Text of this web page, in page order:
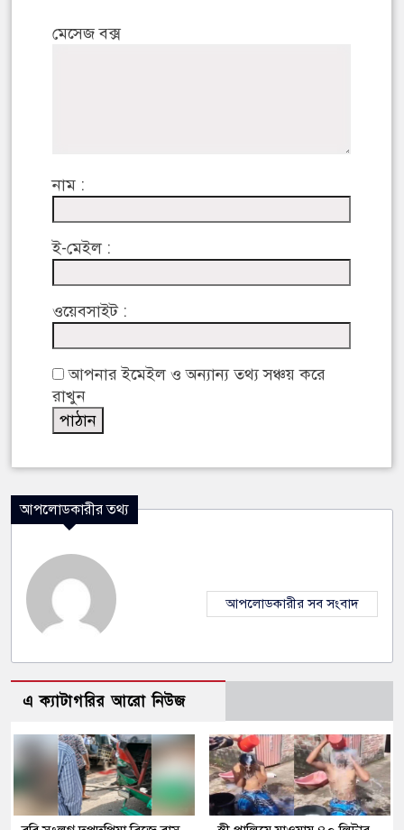
মেসেজ বক্স
নাম :
ই-মেইল :
ওয়েবসাইট :
আপনার ইমেইল ও অন্যান্য তথ্য সঞ্চয় করে
রাখুন
আপলোডকারীর তথ্য
আপলোডকারীর সব সংবাদ
এ ক্যাটাগরির আরো নিউজ